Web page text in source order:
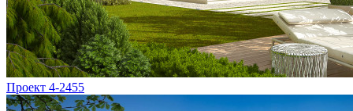
Проект 4-2455